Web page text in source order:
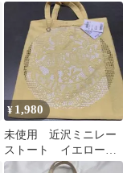
ルカ
¥ 1,980
未使用 近沢ミニレー
ストート イエロー黄
色 初代ローズ サブバ